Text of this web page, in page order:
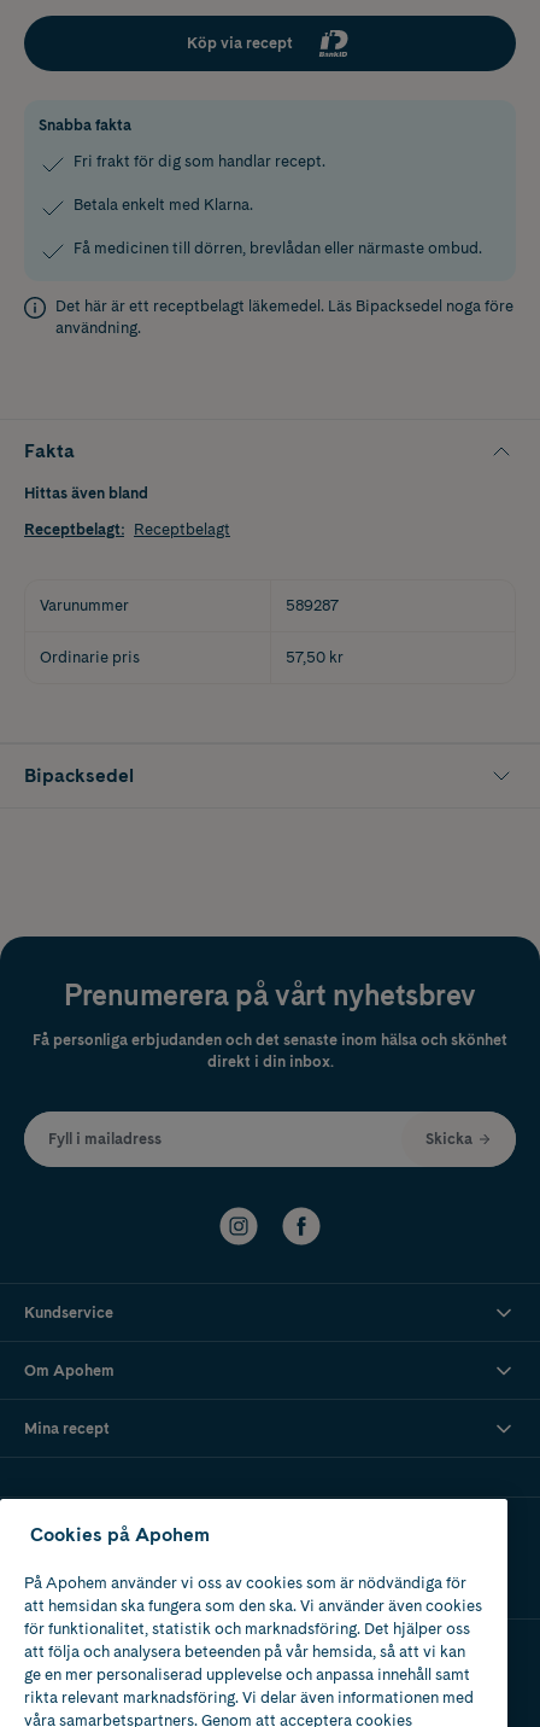
Köp via recept
Snabba fakta
Fri frakt för dig som handlar recept.
Betala enkelt med Klarna.
Få medicinen till dörren, brevlådan eller närmaste ombud.
Det här är ett receptbelagt läkemedel. Läs Bipacksedel noga före
användning.
Fakta
Hittas även bland
Receptbelagt: Receptbelagt
Varunummer 589287
Ordinarie pris 57,50 kr
Bipacksedel
Prenumerera på vårt nyhetsbrev
Få personliga erbjudanden och det senaste inom hälsa och skönhet
direkt i din inbox.
Fyll i mailadress Skicka
Kundservice
Om Apohem
Mina recept
Ladda ner vår app
Apotek med tillstånd
av Läkemedelsverket
Cookies på Apohem
På Apohem använder vi oss av cookies som är nödvändiga för
att hemsidan ska fungera som den ska. Vi använder även cookies
för funktionalitet, statistik och marknadsföring. Det hjälper oss
att följa och analysera beteenden på vår hemsida, så att vi kan
ge en mer personaliserad upplevelse och anpassa innehåll samt
rikta relevant marknadsföring. Vi delar även informationen med
våra samarbetspartners. Genom att acceptera cookies